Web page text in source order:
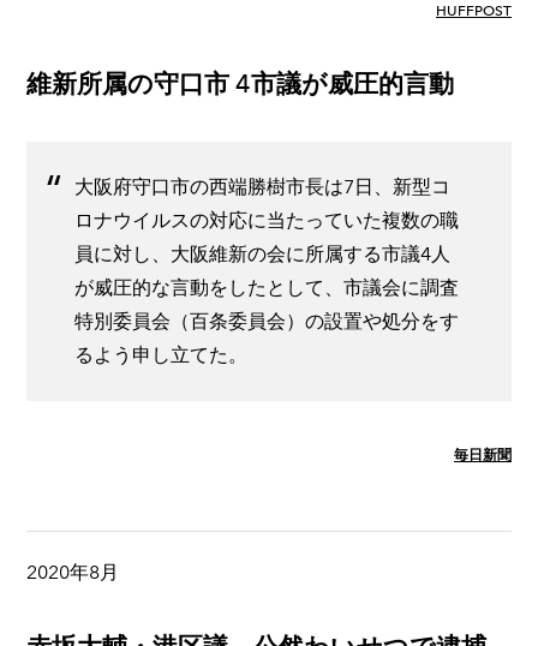
HUFFPOST
維新所属の守口市 4市議が威圧的言動
大阪府守口市の西端勝樹市長は7日、新型コ
ロナウイルスの対応に当たっていた複数の職
員に対し、大阪維新の会に所属する市議4人
が威圧的な言動をしたとして、市議会に調査
特別委員会（百条委員会）の設置や処分をす
るよう申し立てた。
毎日新聞
2020年8月